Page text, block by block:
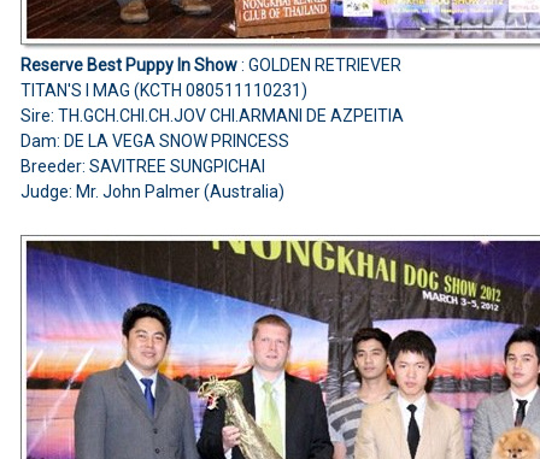
Reserve Best Puppy In Show: GOLDEN RETRIEVER
TITAN'S I MAG (KCTH 080511110231)
Sire: TH.GCH.CHI.CH.JOV CHI.ARMANI DE AZPEITIA
Dam: DE LA VEGA SNOW PRINCESS
Breeder: SAVITREE SUNGPICHAI
Judge: Mr. John Palmer (Australia)